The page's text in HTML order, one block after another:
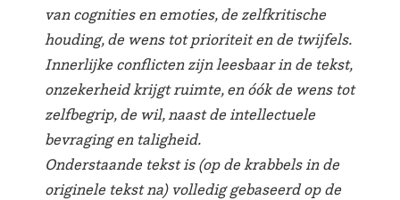
van cognities en emoties, de zelfkritische
houding, de wens tot prioriteit en de twijfels.
Innerlijke conflicten zijn leesbaar in de tekst,
onzekerheid krijgt ruimte, en óók de wens tot
zelfbegrip, de wil, naast de intellectuele
bevraging en taligheid.
Onderstaande tekst is (op de krabbels in de
originele tekst na) volledig gebaseerd op de